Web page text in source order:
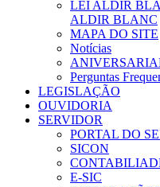
LEI ALDIR
ALDIR BLANC
MAPA DO SITE
Notícias
Perguntas
LEGISLAÇÃO
OUVIDORIA
SERVIDOR
PORTAL DO
SICON
E-SIC